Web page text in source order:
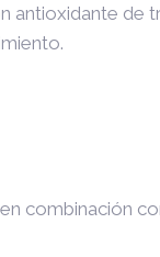
antioxidante de
combinación